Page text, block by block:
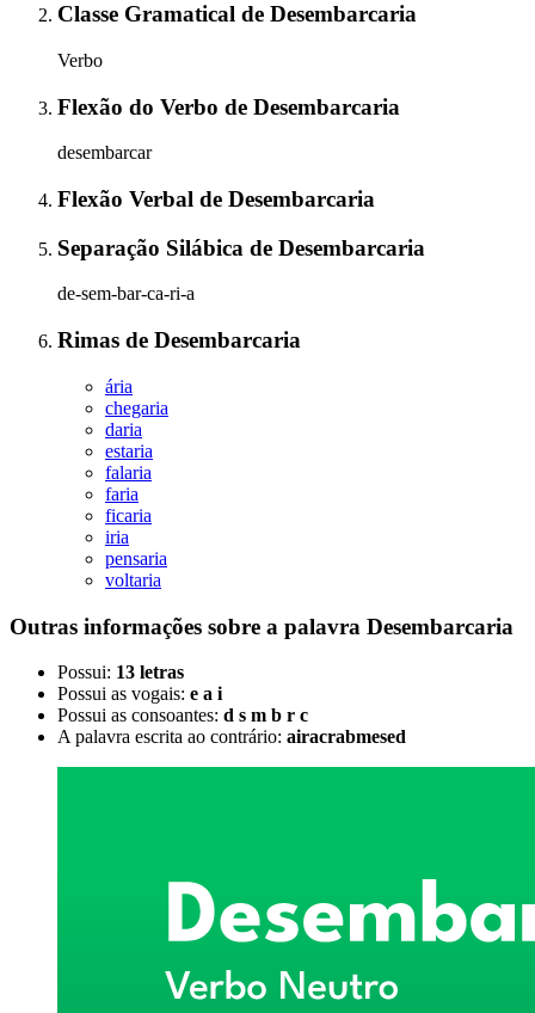
Classe Gramatical de Desembarcaria
Verbo
Flexão do Verbo de Desembarcaria
desembarcar
Flexão Verbal de Desembarcaria
Separação Silábica de Desembarcaria
de-sem-bar-ca-ri-a
Rimas de Desembarcaria
ária
chegaria
daria
estaria
falaria
faria
ficaria
iria
pensaria
voltaria
Outras informações sobre a palavra Desembarcaria
Possui: 13 letras
Possui as vogais: e a i
Possui as consoantes: d s m b r c
A palavra escrita ao contrário: airacrabmesed